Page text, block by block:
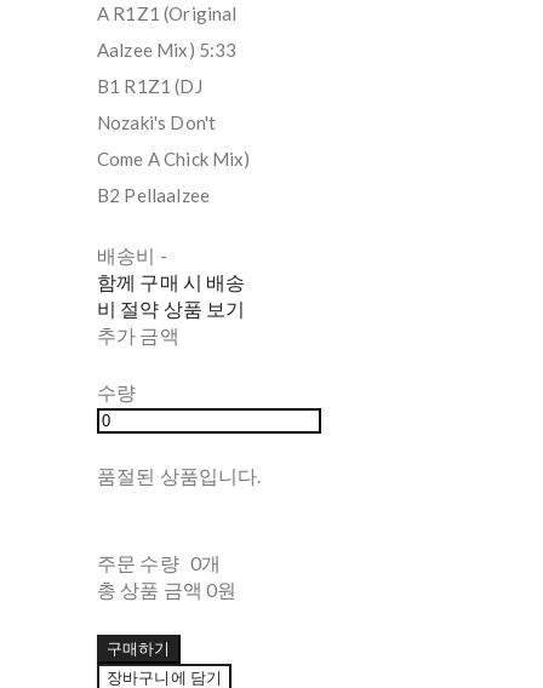
A R1Z1 (Original
Aalzee Mix) 5:33
B1 R1Z1 (DJ
Nozaki's Don't
Come A Chick Mix)
B2 Pellaalzee
배송비 -
함께 구매 시 배송
비 절약 상품 보기
추가 금액
수량
품절된 상품입니다.
주문 수량 0개
총 상품 금액 0원
구매하기
장바구니에 담기